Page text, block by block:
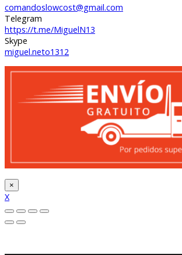
comandoslowcost@gmail.com
Telegram
https://t.me/MiguelN13
Skype
miguel.neto1312
×
X